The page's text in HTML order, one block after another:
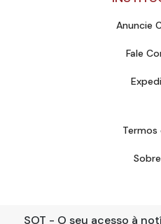
Anuncie
Fale
Termos
SOT - O seu acesso à